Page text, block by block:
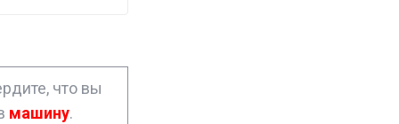
что вы
машину.